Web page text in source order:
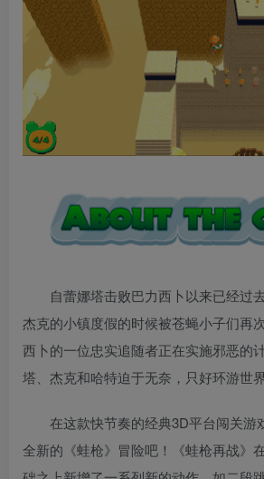
自蕾娜塔击败巴力西卜以来已经过
杰克的小镇度假的时候被苍蝇小子们再
西卜的一位忠实追随者正在实施邪恶的
塔、杰克和哈特迫于无奈，只好环游世
在这款快节奏的经典3D平台闯关游
全新的《蛙枪》冒险吧！《蛙枪再战》